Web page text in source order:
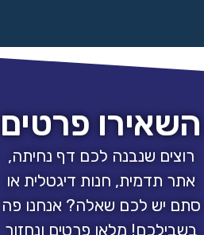
השאירו פרטים
רוצים שנבנה לכם דף נחיתה,
אתר תדמית, חנות דיגטלית או
סתם יש לכם שאלה? אנחנו פה
בשבילכם! מלאו פרטים ונחזור